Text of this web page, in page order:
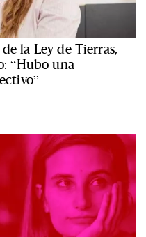
la Ley de Tierras,
“Hubo una